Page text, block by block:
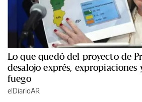
Lo que quedó del proyecto de
desalojo exprés, expropiaciones
fuego
elDiarioAR